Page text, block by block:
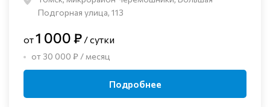
Подгорная улица, 113
от1 000 ₽ / сутки
от 30 000 ₽ / месяц
Подробнее